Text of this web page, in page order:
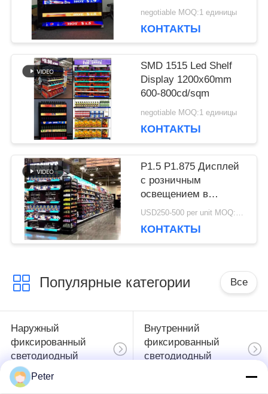
КАРТА
САЙТА
ПОЛИТИКА
УЕДИНЕНИЯ
150x60mm Модуль
negotiable MOQ:1 единицы
КОНТАКТЫ
SMD 1515 Led Shelf
Display 1200x60mm
600-800cd/sqm
negotiable MOQ:1 единицы
КОНТАКТЫ
P1.5 P1.875 Дисплей
с розничным
освещением в
помещении 900x60
USD250-500 per unit MOQ:1 единицы
КОНТАКТЫ
Популярные категории Все
Наружный
фиксированный
светодиодный
дисплей
Внутренний
фиксированный
светодиодный
Peter